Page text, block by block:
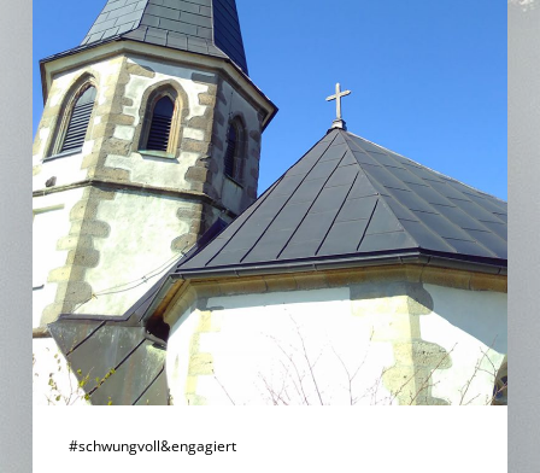
#schwungvoll&engagiert